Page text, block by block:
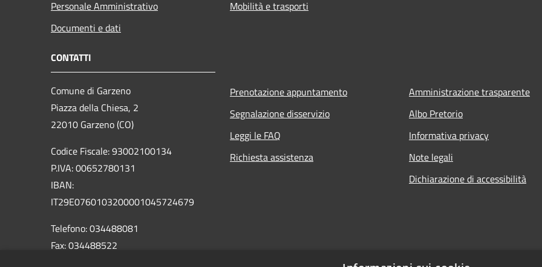
Personale Amministrativo
Documenti e dati
Mobilità e trasporti
CONTATTI
Comune di Garzeno
Piazza della Chiesa, 2
22010 Garzeno (CO)
Codice Fiscale: 93002100134
P.IVA: 00652780131
IBAN:
IT29E0760103200001045724679
Telefono: 034488081
Fax: 034488522
Prenotazione appuntamento
Segnalazione disservizio
Leggi le FAQ
Richiesta assistenza
Amministrazione trasparente
Albo Pretorio
Informativa privacy
Note legali
Dichiarazione di accessibilità